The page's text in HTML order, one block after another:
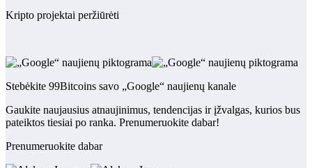
Kripto projektai peržiūrėti
Stebėkite 99Bitcoins savo „Google“ naujienų kanale
Gaukite naujausius atnaujinimus, tendencijas ir įžvalgas, kurios bus
pateiktos tiesiai po ranka. Prenumeruokite dabar!
Prenumeruokite dabar